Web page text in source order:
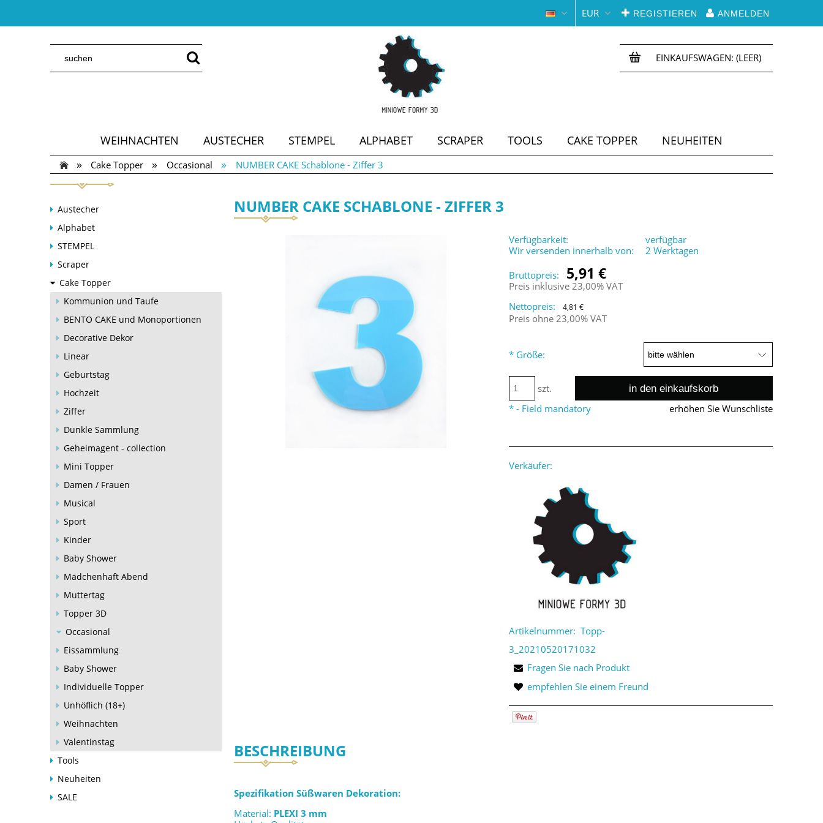
REGISTIEREN ANMELDEN
EUR
EINKAUFSWAGEN: (LEER)
WEIHNACHTEN AUSTECHER STEMPEL ALPHABET SCRAPER TOOLS CAKE TOPPER NEUHEITEN
SALE
» Cake Topper » Occasional » NUMBER CAKE Schablone - Ziffer 3
Austecher
Alphabet
STEMPEL
Scraper
Cake Topper
Kommunion und Taufe
BENTO CAKE und Monoportionen
Decorative Dekor
Linear
Geburtstag
Hochzeit
Ziffer
Dunkle Sammlung
Geheimagent - collection
Mini Topper
Damen / Frauen
Musical
Sport
Kinder
Baby Shower
Mädchenhaft Abend
Muttertag
Topper 3D
Occasional
Eissammlung
Baby Shower
Individuelle Topper
Unhöflich (18+)
Weihnachten
Valentinstag
Tools
Neuheiten
SALE
NUMBER CAKE SCHABLONE - ZIFFER 3
Verfügbarkeit:
verfügbar
Wir versenden innerhalb von:
2 Werktagen
Bruttopreis:
5,91 €
Preis inklusive 23,00% VAT
Nettopreis:
4,81 €
Preis ohne 23,00% VAT
* Größe:
szt.
in den einkaufskorb
erhöhen Sie Wunschliste
* - Field mandatory
Verkäufer:
Artikelnummer: Topp-
3_20210520171032
Fragen Sie nach Produkt
empfehlen Sie einem Freund
BESCHREIBUNG
Spezifikation Süßwaren Dekoration:
Material: PLEXI 3 mm